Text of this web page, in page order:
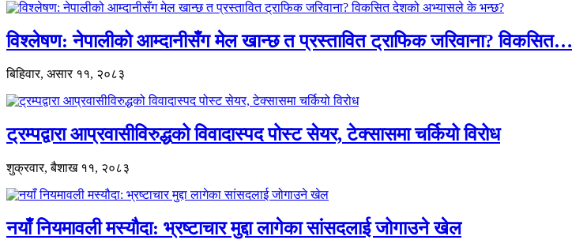
विश्लेषण: नेपालीको आम्दानीसँग मेल खान्छ त प्रस्तावित ट्राफिक जरिवाना? विकसित…
बिहिवार, असार ११, २०८३
ट्रम्पद्वारा आप्रवासीविरुद्धको विवादास्पद पोस्ट सेयर, टेक्सासमा चर्कियो विरोध
शुक्रवार, बैशाख ११, २०८३
नयाँ नियमावली मस्यौदा: भ्रष्टाचार मुद्दा लागेका सांसदलाई जोगाउने खेल